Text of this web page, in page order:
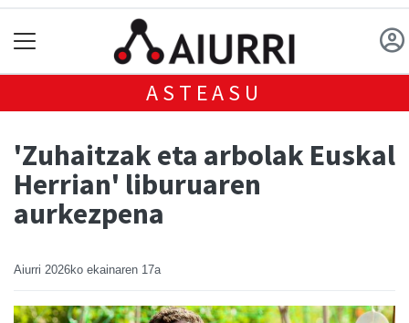
ASTEASU
'Zuhaitzak eta arbolak Euskal
Herrian' liburuaren
aurkezpena
Aiurri 2026ko ekainaren 17a